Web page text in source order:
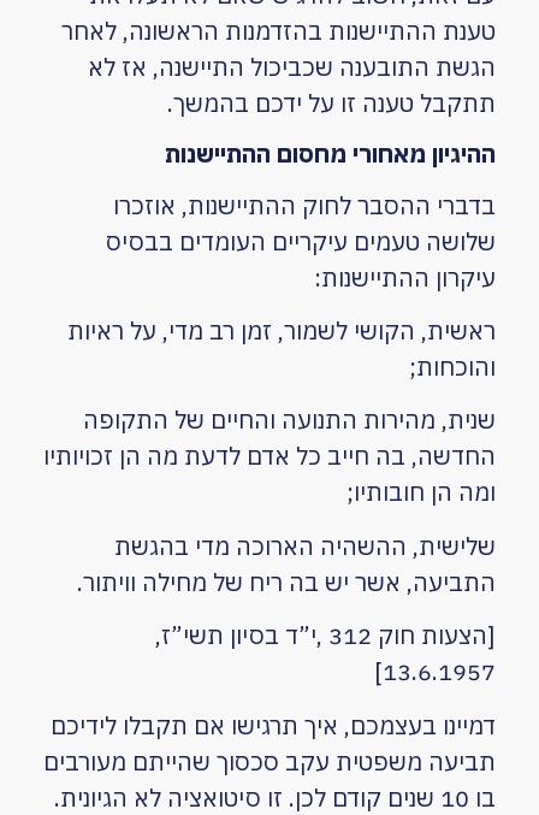
טענת ההתיישנות בהזדמנות הראשונה, לאחר
הגשת התובענה שכביכול התיישנה, אז לא
תתקבל טענה זו על ידכם בהמשך.
ההיגיון מאחורי מחסום ההתיישנות
בדברי ההסבר לחוק ההתיישנות, אוזכרו
שלושה טעמים עיקריים העומדים בבסיס
עיקרון ההתיישנות:
ראשית, הקושי לשמור, זמן רב מדי, על ראיות
והוכחות;
שנית, מהירות התנועה והחיים של התקופה
החדשה, בה חייב כל אדם לדעת מה הן זכויותיו
ומה הן חובותיו;
שלישית, ההשהיה הארוכה מדי בהגשת
התביעה, אשר יש בה ריח של מחילה וויתור.
[הצעות
חוק 312 ,י”ד בסיון תשי”ז,
13.6.1957]
דמיינו בעצמכם, איך תרגישו אם תקבלו לידיכם
תביעה משפטית עקב סכסוך שהייתם מעורבים
בו 10 שנים קודם לכן. זו סיטואציה לא הגיונית.